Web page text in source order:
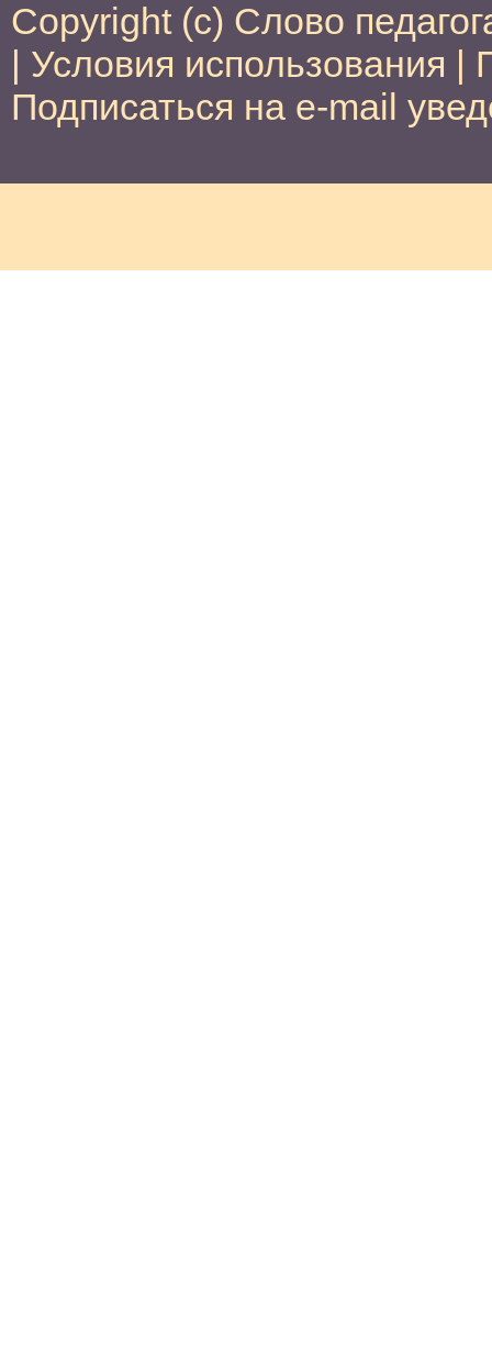
Copyright (c) Слово
| Условия использования |
Подписаться на e-mail